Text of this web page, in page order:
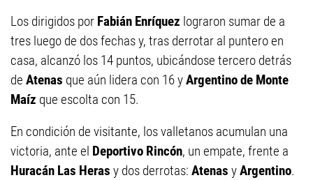
Los dirigidos por Fabián Enríquez lograron sumar de a
tres luego de dos fechas y, tras derrotar al puntero en
casa, alcanzó los 14 puntos, ubicándose tercero detrás
de Atenas que aún lidera con 16 yArgentino de Monte
Maíz que escolta con 15.
En condición de visitante, los valletanos acumulan una
victoria, ante el Deportivo Rincón, un empate, frente a
Huracán Las Heras y dos derrotas: Atenas yArgentino.